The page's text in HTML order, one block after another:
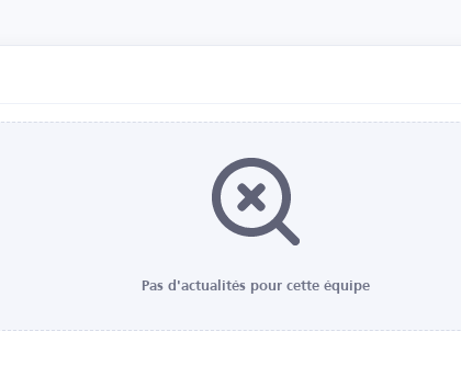
Pas d'actualités pour cette équipe